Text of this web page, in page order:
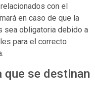
con el
en caso de que la
sea obligatoria debido a
para el correcto
que se destinan